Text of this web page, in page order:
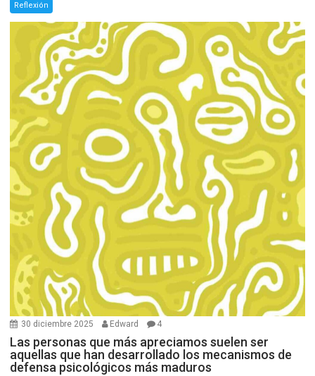
Reflexión
30 diciembre 2025 Edward 4
Las personas que más apreciamos suelen ser
aquellas que han desarrollado los mecanismos de
defensa psicológicos más maduros